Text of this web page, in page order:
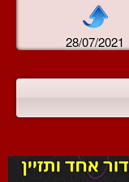
28/07/2021